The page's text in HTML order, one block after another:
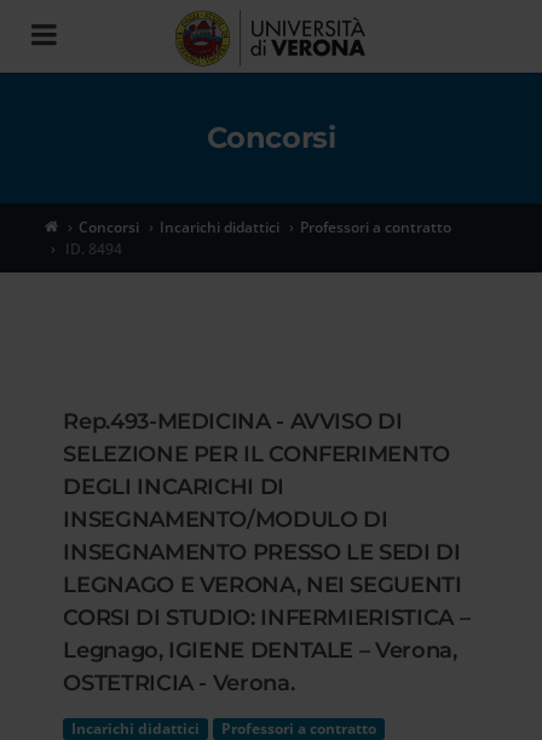
Toggle
navigation
Concorsi
Concorsi Incarichi didattici
Professori a contratto
ID. 8494
Rep.493-MEDICINA - AVVISO DI
SELEZIONE PER IL CONFERIMENTO
DEGLI INCARICHI DI
INSEGNAMENTO/MODULO DI
INSEGNAMENTO PRESSO LE SEDI DI
LEGNAGO E VERONA, NEI SEGUENTI
CORSI DI STUDIO: INFERMIERISTICA –
Legnago, IGIENE DENTALE – Verona,
OSTETRICIA - Verona.
Incarichi didattici Professori a contratto